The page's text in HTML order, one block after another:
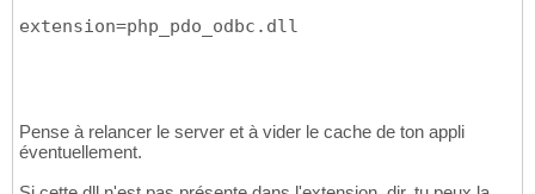
extension=php_pdo_odbc.dll
Pense à relancer le server et à vider le cache de ton appli
éventuellement.